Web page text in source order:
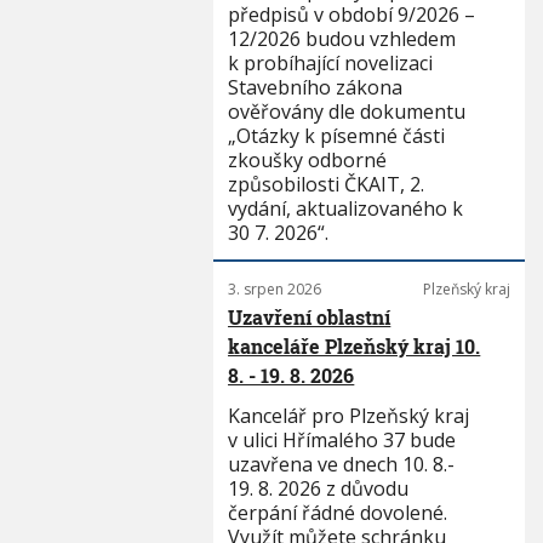
předpisů v období 9/2026 –
12/2026 budou vzhledem
k probíhající novelizaci
Stavebního zákona
ověřovány dle dokumentu
„Otázky k písemné části
zkoušky odborné
způsobilosti ČKAIT, 2.
vydání, aktualizovaného k
30 7. 2026“.
3. srpen 2026 Plzeňský kraj
Uzavření oblastní
kanceláře Plzeňský kraj 10.
8. - 19. 8. 2026
Kancelář pro Plzeňský kraj
v ulici Hřímalého 37 bude
uzavřena ve dnech 10. 8.-
19. 8. 2026 z důvodu
čerpání řádné dovolené.
Využít můžete schránku